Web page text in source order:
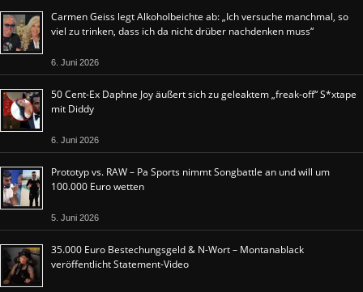
Carmen Geiss legt Alkoholbeichte ab: „Ich versuche manchmal, so
viel zu trinken, dass ich da nicht drüber nachdenken muss“
6. Juni 2026
50 Cent-Ex Daphne Joy äußert sich zu geleaktem „freak-off“ S*xtape
mit Diddy
6. Juni 2026
Prototyp vs. RAW – Pa Sports nimmt Songbattle an und will um
100.000 Euro wetten
5. Juni 2026
35.000 Euro Bestechungsgeld & N-Wort – Montanablack
veröffentlicht Statement-Video